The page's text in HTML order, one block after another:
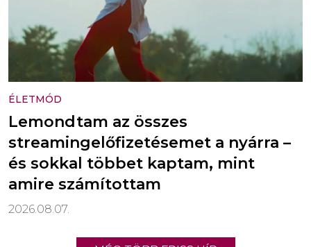
ÉLETMÓD
Lemondtam az összes
streamingelőfizetésemet a nyárra –
és sokkal többet kaptam, mint
amire számítottam
2026.08.07.